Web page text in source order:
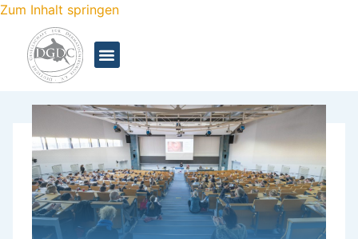
Zum Inhalt springen